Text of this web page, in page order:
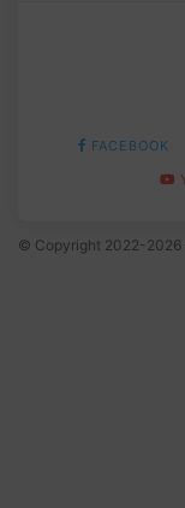
FACEBOOK
© Copyright 2022-2026